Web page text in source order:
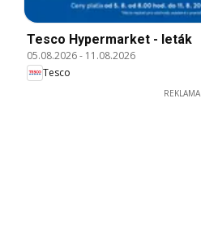
Tesco Hypermarket - leták
05.08.2026- 11.08.2026
Tesco
REKLAMA